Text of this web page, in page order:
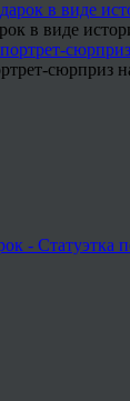
в виде
сюрприз
- Статуэтка